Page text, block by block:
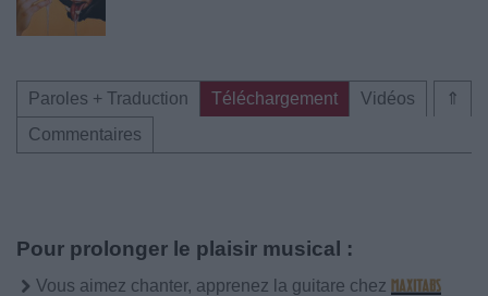
⇑
Paroles + Traduction Téléchargement
Vidéos
Commentaires
Pour prolonger le plaisir musical :
Vous aimez chanter, apprenez la guitare chez